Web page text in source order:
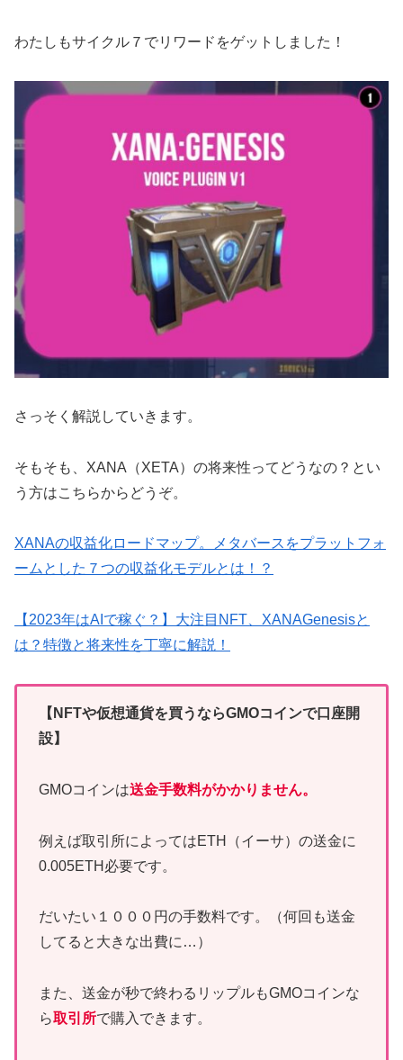
わたしもサイクル７でリワードをゲットしました！
さっそく解説していきます。
そもそも、XANA（XETA）の将来性ってどうなの？とい
う方はこちらからどうぞ。
XANAの収益化ロードマップ。メタバースをプラットフォ
ームとした７つの収益化モデルとは！？
【2023年はAIで稼ぐ？】大注目NFT、XANAGenesisと
は？特徴と将来性を丁寧に解説！
【NFTや仮想通貨を買うならGMOコインで口座開
設】
GMOコインは送金手数料がかかりません。
例えば取引所によってはETH（イーサ）の送金に
0.005ETH必要です。
だいたい１０００円の手数料です。（何回も送金
してると大きな出費に…）
また、送金が秒で終わるリップルもGMOコインな
ら取引所で購入できます。